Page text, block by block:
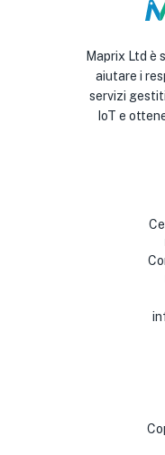
Maprix Ltd è
aiutare i
servizi
IoT e